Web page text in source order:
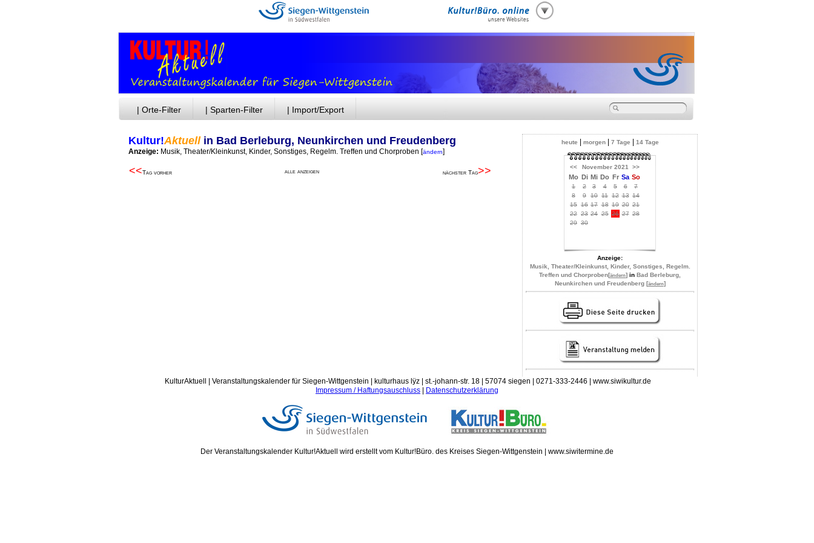
| Orte-Filter | Sparten-Filter | Import/Export
Kultur!Aktuellin Bad Berleburg, Neunkirchen und Freudenberg
Anzeige: Musik, Theater/Kleinkunst, Kinder, Sonstiges, Regelm. Treffen und Chorproben [ändern]
<<Tag vorher alle anzeigen nächster Tag>>
heute morgen| 7 Tage 14 Tage
<< November 2021 >>
Mo Di Mi Do Fr Sa So
1 2 3 4 5 6
7
8
9 10 11 12 13 14
15 16 17 18 19 20 21
22 23 24 25 26 27 28
29 30
Anzeige:
Musik, Theater/Kleinkunst, Kinder, Sonstiges, Regelm.
Treffen und Chorproben[ändern] in Bad Berleburg,
Neunkirchen und Freudenberg [ändern]
KulturAktuell | Veranstaltungskalender für Siegen-Wittgenstein | kulturhaus lÿz | st.-johann-str. 18 | 57074 siegen | 0271-333-2446 | www.siwikultur.de
Impressum / Haftungsauschluss
Datenschutzerklärung
Der Veranstaltungskalender Kultur!Aktuell wird erstellt vom Kultur!Büro. des Kreises Siegen-Wittgenstein | www.siwitermine.de